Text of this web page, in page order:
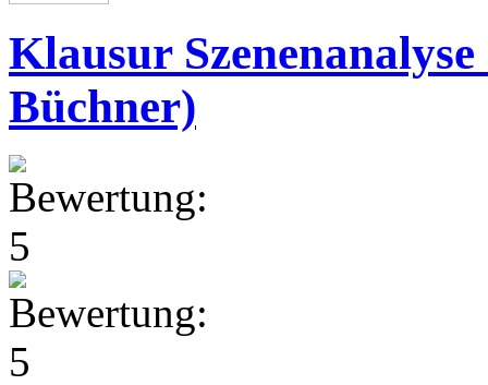
Klausur
Büchner)